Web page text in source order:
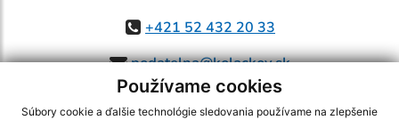
Používame cookies
Súbory cookie a ďalšie technológie sledovania používame na zlepšenie
+421 52 432 20 33
podatelna@kolackov.sk